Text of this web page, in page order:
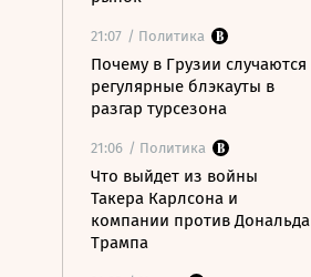
21:07 / Политика
Почему в Грузии случаются
регулярные блэкауты в
разгар турсезона
21:06 / Политика
Что выйдет из войны
Такера Карлсона и
компании против Дональда
Трампа